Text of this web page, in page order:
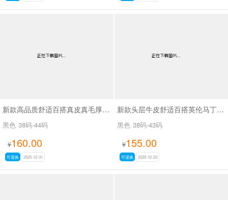
新款高品质舒适百搭真皮真毛厚底棉鞋SAA6536
黑色 38码-44码
¥160.00
可退换 2025-12-31
新款头层牛皮舒适百搭英伦马丁靴加绒潮鞋SAM211
黑色 38码-43码
¥155.00
可退换 2025-12-23